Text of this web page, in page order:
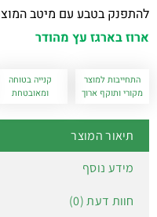
להתפנק בטבע עם מיטב
ארוז בארגז עץ מהודר
התחייבות למוצר
מקורי ותוקף ארוך
קנייה בטוחה
ומאובטחת
תיאור המוצר
מידע נוסף
חוות דעת (0)